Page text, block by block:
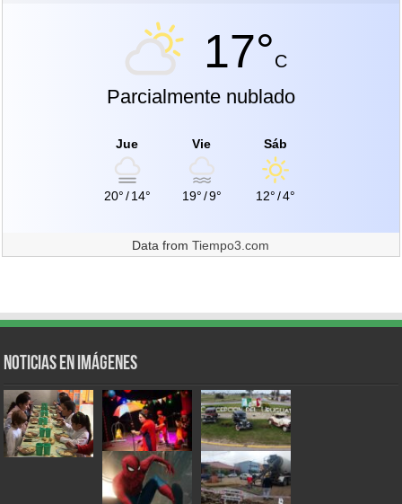
17°C
Parcialmente nublado
Jue
20°/14°
Vie
19°/9°
Sáb
12°/4°
Data fromTiempo3.com
Noticias en Imágenes